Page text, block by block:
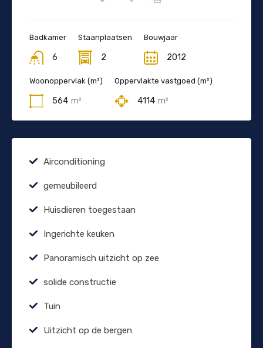
Badkamer
6
Staanplaatsen
2
Bouwjaar
2012
Woonoppervlak (m²)
564 m²
Oppervlakte vastgoed (m²)
4114 m²
Airconditioning
gemeubileerd
Huisdieren toegestaan
Ingerichte keuken
Panoramisch uitzicht op zee
solide constructie
Tuin
Uitzicht op de bergen